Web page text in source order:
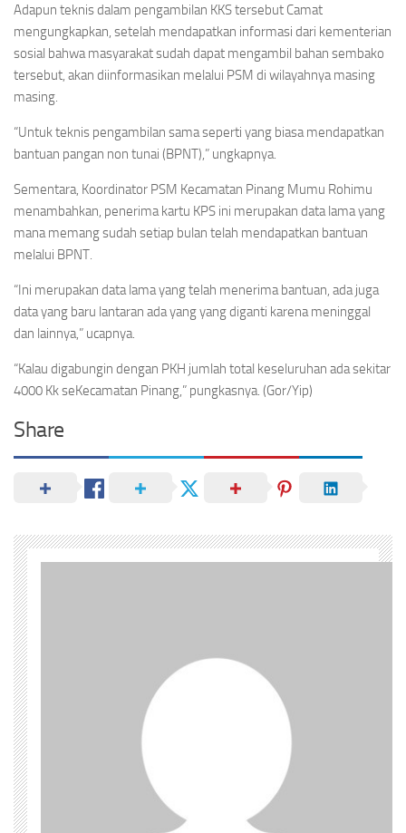
Adapun teknis dalam pengambilan KKS tersebut Camat
mengungkapkan, setelah mendapatkan informasi dari kementerian
sosial bahwa masyarakat sudah dapat mengambil bahan sembako
tersebut, akan diinformasikan melalui PSM di wilayahnya masing
masing.
“Untuk teknis pengambilan sama seperti yang biasa mendapatkan
bantuan pangan non tunai (BPNT),” ungkapnya.
Sementara, Koordinator PSM Kecamatan Pinang Mumu Rohimu
menambahkan, penerima kartu KPS ini merupakan data lama yang
mana memang sudah setiap bulan telah mendapatkan bantuan
melalui BPNT.
“Ini merupakan data lama yang telah menerima bantuan, ada juga
data yang baru lantaran ada yang yang diganti karena meninggal
dan lainnya,” ucapnya.
“Kalau digabungin dengan PKH jumlah total keseluruhan ada sekitar
4000 Kk seKecamatan Pinang,” pungkasnya. (Gor/Yip)
Share